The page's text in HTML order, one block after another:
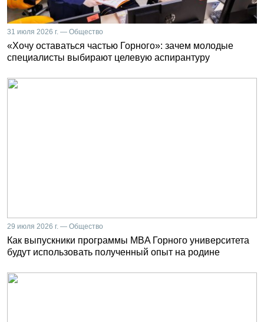
31 июля 2026 г. — Общество
«Хочу оставаться частью Горного»: зачем молодые
специалисты выбирают целевую аспирантуру
29 июля 2026 г. — Общество
Как выпускники программы MBA Горного университета
будут использовать полученный опыт на родине